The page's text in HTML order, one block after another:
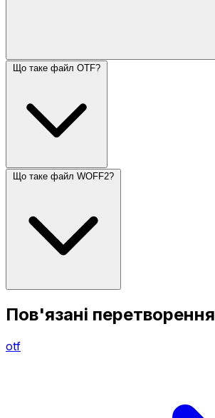
Що таке файл OTF?
Що таке файл WOFF2?
Пов'язані перетворення
otf